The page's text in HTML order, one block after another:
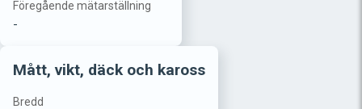
Föregående mätarställning
-
Mått, vikt, däck och kaross
Bredd